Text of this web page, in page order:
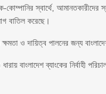
কোম্পানির স্বার্থে, আমানতকারীদের
বাতিল করেছে।
ও দায়িত্ব পালনের জন্য
বাংলাদেশ ব্যাংকের নির্বাহী